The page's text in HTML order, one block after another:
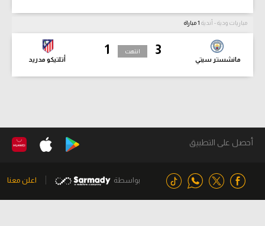
مباريات ودية - أندية
3
مانشستر سيتي
1
أتلتيكو مدريد
انتهت
أحصل على التطبيق
بواسطة اعلن معنا